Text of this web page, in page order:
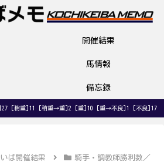
開催結果
馬情報
備忘録
]27 [稍重]11 [稍重→重]2 [重]10 [重→不良]1 [不良]17
ば開催結果
騎手・調教師勝利数／